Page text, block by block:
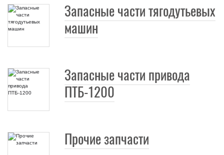
Запасные части тягодутьевых
машин
Запасные части привода
ПТБ-1200
Прочие запчасти